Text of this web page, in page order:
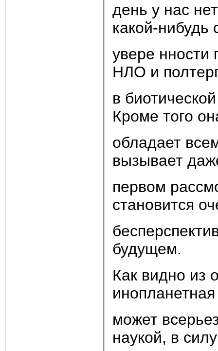
день у нас
какой-нибудь
увере нности
НЛО и
в
Кроме того
обладает
вызывает
первом
становится
будущем.
Как видно из
инопланетная
может
наукой, в